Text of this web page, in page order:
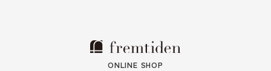
ONLINE SHOP